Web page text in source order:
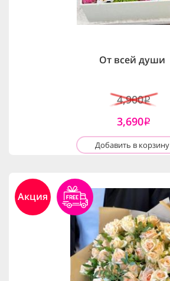
От всей души
4,900i
3,690i
Добавить в корзину
Акция